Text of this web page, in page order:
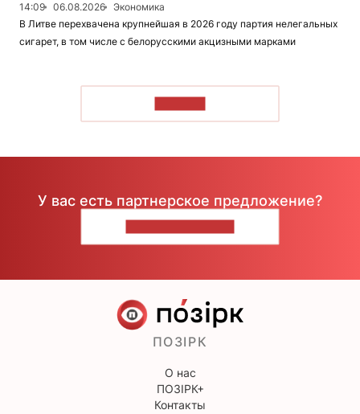
14:09
06.08.2026
Экономика
В Литве перехвачена крупнейшая в 2026 году партия нелегальных
сигарет, в том числе с белорусскими акцизными марками
У вас есть партнерское предложение?
ПОЗІРК
О нас
ПОЗІРК+
Контакты